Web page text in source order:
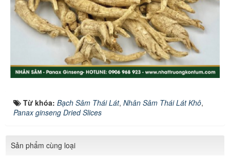
Từ khóa: Bạch Sâm Thái Lát, Nhân Sâm Thái Lát Khô,
Panax ginseng Dried Slices
Sản phẩm cùng loại